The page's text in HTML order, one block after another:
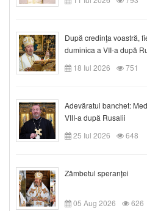
După credinţa voastră,
duminica a VII-a după
18 Iul 2026
751
Adevăratul banchet:
VIII-a după Rusalii
25 Iul 2026
648
Zâmbetul speranței
05 Aug 2026 626